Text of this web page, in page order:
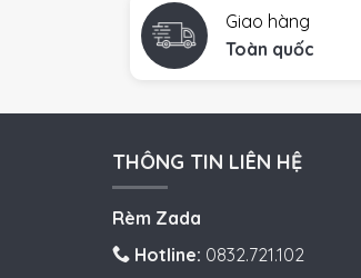
Giao hàng
Toàn quốc
THÔNG TIN LIÊN HỆ
Rèm Zada
Hotline: 0832.721.102